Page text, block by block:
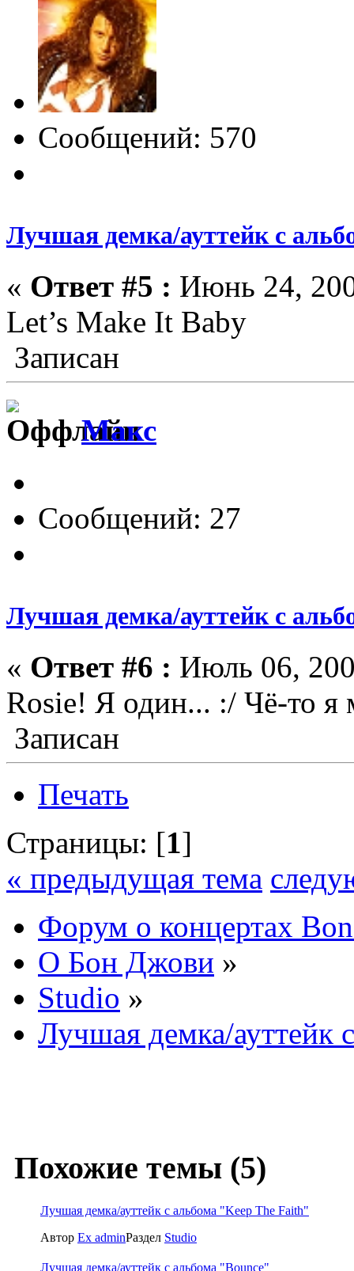
Сообщений: 570
Лучшая демка/ауттейк с
« Ответ #5 : Июнь 24,
Let’s Make It Baby
Записан
Макс
Сообщений: 27
Лучшая демка/ауттейк с
« Ответ #6 : Июль 06,
Rosie! Я один... :/ Чё-то я
Записан
Печать
Страницы: [1]
« предыдущая тема
Форум о концертах
О Бон Джови »
Studio »
Лучшая демка/ауттейк
Похожие темы (5)
Лучшая демка/ауттейк с альбома "Keep The Faith"
Автор Ex adminРаздел Studio
Лучшая демка/ауттейк с альбома "Bounce"